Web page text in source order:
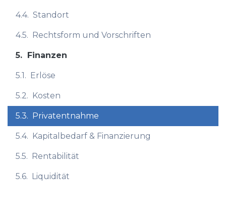
4.4. Standort
4.5. Rechtsform und Vorschriften
5. Finanzen
5.1. Erlöse
5.2. Kosten
5.3. Privatentnahme
5.4. Kapitalbedarf & Finanzierung
5.5. Rentabilität
5.6. Liquidität